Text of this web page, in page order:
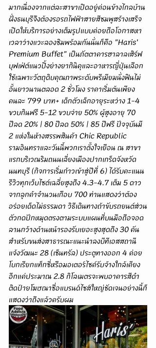
มากเนื่องจากแต่ละสาขาเปิดอยู่ค่อนข้างไกลบ้าน
ฝั่งธนบุรีจึงต้องรอรถไฟฟ้าสายสีชมพูสร้างเสร็จ
เปิดให้บริการอย่างเต็มรูปแบบค่อยถือโอกาสหา
เวลาว่างแวะลองชิมพร้อมกันนั่นก็คือ "Haris'
Premium Buffet" เป็นภัตตาคารฮาลาลเสิร์ฟ
บุฟเฟ่ต์แนวปิ้งย่างยากินิคุและอาหารญี่ปุ่นเลือก
ใช้เฉพาะวัตถุดิบคุณภาพระดับพรีเมียมนั่งฟินไม่
อั้นยาวนานตลอด 2 ชั่วโมง ราคาเริ่มต้นเพียง
คนละ 799 บาท+ เด็กตัวเล็กอายุระหว่าง 1-4
ขวบกินฟรี 5-12 ขวบจ่าย 50% ผู้สูงอายุ 70
ปีลด 20% | 80 ปีลด 50% | 85 ปีฟรี ปัจจุบันมี
2 แห่งในห้างสรรพสินค้า Chic Republic
รามอินทราและวันนี้พวกเราตั้งใจเยือน ณ สาขา
แรกบริเวณริมถนนเลี่ยงเมืองปากเกร็ดจังหวัด
นนทบุรี (กิจการเริ่มก้าวเข้าสู่ปีที่ 6) ได้รับคะแนน
รีวิวทุกเว็บไซต์เฉลี่ยสูงถึง 4.3-4.7 เต็ม 5 ดาว
จากลูกค้าจำนวนเกือบ 700 ท่านแสดงว่าต้อง
อร่อยเด็ดไม่ธรรมดา วิธีเดินทางถ้าขับรถยนต์ส่วน
ตัวกดปักหมุดตรงตามระบบแผนที่บนมือถือจอด
ลานกว้างด้านหน้ารองรับเยอะสูงสุดถึง 30 คัน
สำหรับขนส่งสาธารณะแนะนำลงบีทีเอสสถานี
แจ้งวัฒนะ 28 (เซ็นทรัล) ประตูทางออก 4 ค่อย
โบกเรียกแท็กซี่หรือมอเตอร์ไซค์รับจ้างใกล้เคียง
อีกแค่ประมาณ 2.8 กิโลเมตรจะพบอาคารสีดำ
ติดป้ายโฆษณาชื่อแบรนด์ไซส์ใหญ่ชัดเจนอย่างนี้ก็
แสดงว่าถึงแล้วครับผม